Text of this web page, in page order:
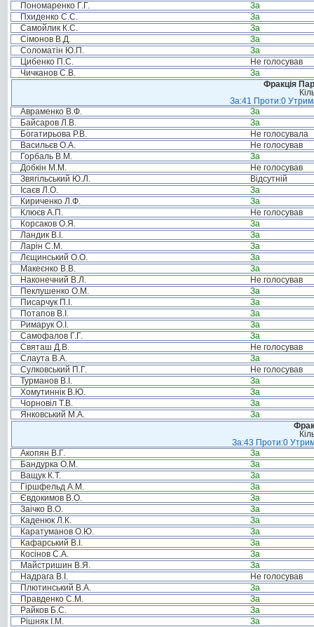
Пономаренко Г.Г.
За
Пхиденко С.С.
За
Самойлик К.С.
За
Сімонов В.Д.
За
Соломатін Ю.П.
За
Цибенко П.С.
Не голосував
Чичканов С.В.
За
Фракція
За:41 Проти:0
Авраменко В.Ф.
За
Байсаров Л.В.
За
Богатирьова Р.В.
Не голосувала
Васильєв О.А.
Не голосував
Горбаль В.М.
За
Добкін М.М.
Не голосував
Звягільський Ю.Л.
Відсутній
Ісаєв Л.О.
За
Кириченко Л.Ф.
За
Клюєв А.П.
Не голосував
Корсаков О.Я.
За
Ландик В.І.
За
Ларін С.М.
За
Лєщинський О.О.
За
Макеєнко В.В.
За
Наконечний В.Л.
Не голосував
Пеклушенко О.М.
За
Писарчук П.І.
За
Потапов В.І.
За
Римарук О.І.
За
Самофалов Г.Г.
За
Святаш Д.В.
Не голосував
Слаута В.А.
За
Сулковський П.Г.
Не голосував
Турманов В.І.
За
Хомутиннік В.Ю.
За
Чорновіл Т.В.
За
Янковський М.А.
За
За:43 Проти:0
Акопян В.Г.
За
Бандурка О.М.
За
Ващук К.Т.
За
Гіршфельд А.М.
За
Євдокимов В.О.
За
Заічко В.О.
За
Каденюк Л.К.
За
Каратуманов О.Ю.
За
Кафарський В.І.
За
Косінов С.А.
За
Майстришин В.Я.
За
Надрага В.І.
Не голосував
Плютинський В.А.
За
Правденко С.М.
За
Райков Б.С.
За
Рішняк І.М.
За